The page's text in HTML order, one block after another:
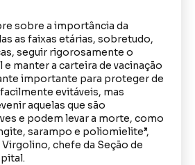
sobre a importância da
as faixas etárias, sobretudo,
seguir rigorosamente o
e manter a carteira de vacinação
importante para proteger de
evitáveis, mas
aquelas que são
e podem levar a morte, como
sarampo e poliomielite”,
chefe da Seção de